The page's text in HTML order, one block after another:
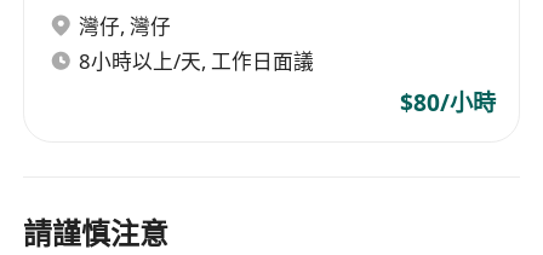
灣仔, 灣仔
8小時以上/天, 工作日面議
$80/小時
請謹慎注意